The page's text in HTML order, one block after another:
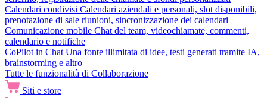
Calendari condivisi Calendari aziendali e personali, slot disponibili,
prenotazione di sale riunioni, sincronizzazione dei calendari
Comunicazione mobile Chat del team, videochiamate, commenti,
calendario e notifiche
CoPilot in Chat Una fonte illimitata di idee, testi generati tramite IA,
brainstorming e altro
Tutte le funzionalità di Collaborazione
Siti e store